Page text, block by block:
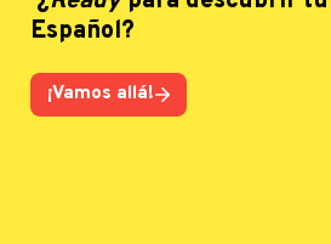
Español?
¡Vamos allá!